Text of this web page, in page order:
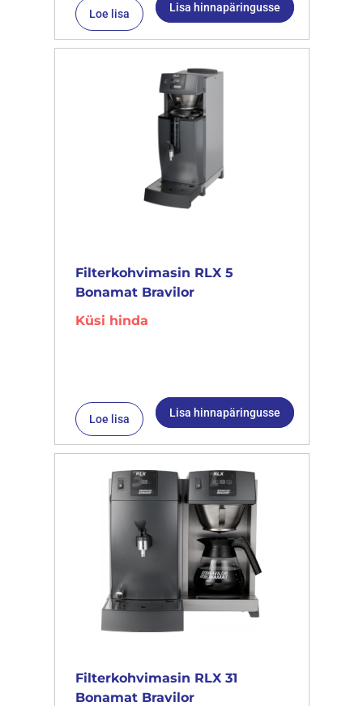
Loe lisa Lisa hinnapäringusse
Filterkohvimasin RLX 5
Bonamat Bravilor
Küsi hinda
Loe lisa Lisa hinnapäringusse
Filterkohvimasin RLX 31
Bonamat Bravilor